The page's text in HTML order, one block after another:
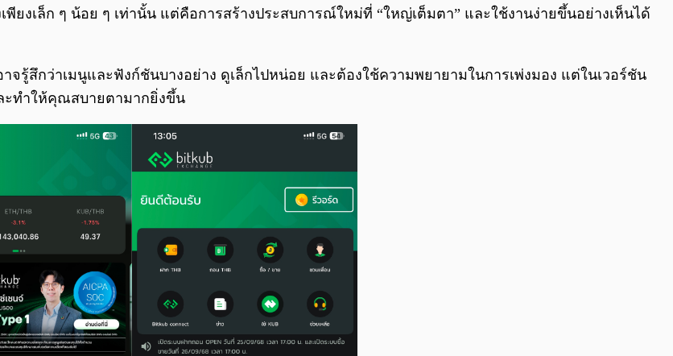
ยงเล็ก ๆ น้อย ๆ เท่านั้น แต่คือการสร้างประสบการณ์ใหม่ที่ “ใหญ่เต็มตา” และใช้งานง่ายขึ้นอย่างเห็นได้
รู้สึกว่าเมนูและฟังก์ชันบางอย่าง ดูเล็กไปหน่อย และต้องใช้ความพยายามในการเพ่งมอง แต่ในเวอร์ชัน
ะทำให้คุณสบายตามากยิ่งขึ้น